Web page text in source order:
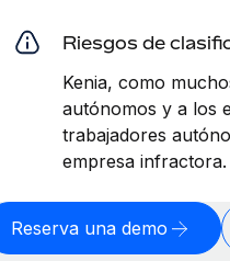
Riesgos de
Kenia, como
autónomos y a los
trabajadores
empresa infractora.
Reserva una demo